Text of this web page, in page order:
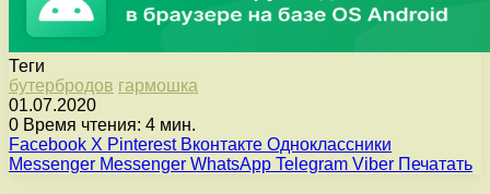
Теги
бутербродов гармошка
01.07.2020
0 Время чтения: 4 мин.
Facebook X Pinterest Вконтакте Одноклассники
Messenger Messenger WhatsApp Telegram Viber Печатать